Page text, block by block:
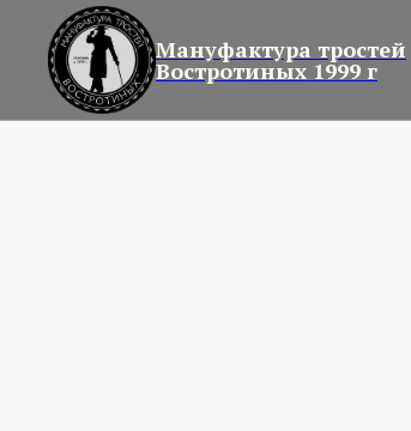
Мануфактура тростей
Востротиных 1999 г